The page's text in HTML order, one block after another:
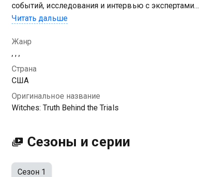
событий, исследования и интервью с экспертами
проливают свет на то, как проблемы в политике,
массовой истерии
Посмотреть онлайн 1 сезон сериала Охота на ведьм:
вся правда о судебных процессах вы можете
Казахтелеком
Читать дальше
Жанр
, , ,
Страна
США
Оригинальное название
Witches: Truth Behind the Trials
Сезоны и серии
Сезон 1